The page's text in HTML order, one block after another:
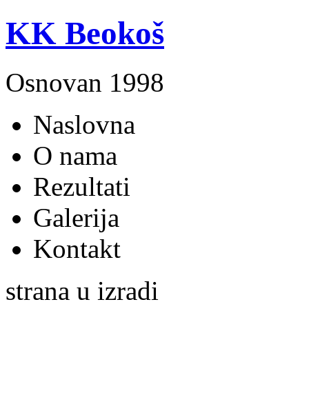
KK Beokoš
Osnovan 1998
Naslovna
O nama
Rezultati
Galerija
Kontakt
strana u izradi